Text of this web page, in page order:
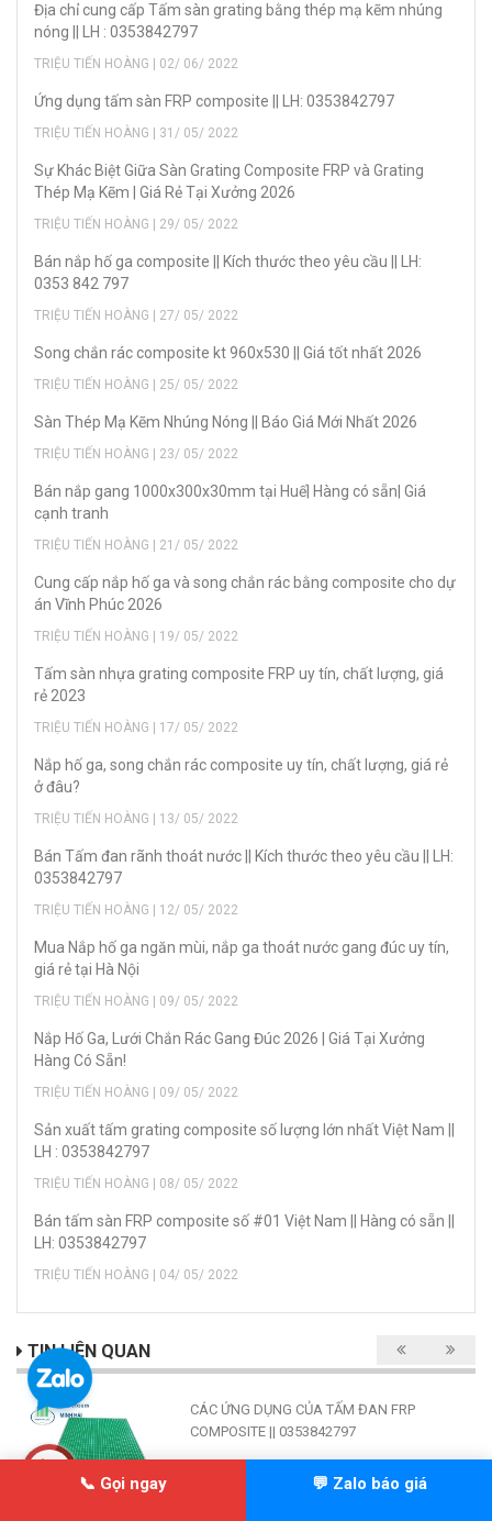
Địa chỉ cung cấp Tấm sàn grating bằng thép mạ kẽm nhúng
nóng || LH : 0353842797
TRIỆU TIẾN HOÀNG | 02/ 06/ 2022
Ứng dụng tấm sàn FRP composite || LH: 0353842797
TRIỆU TIẾN HOÀNG | 31/ 05/ 2022
Sự Khác Biệt Giữa Sàn Grating Composite FRP và Grating
Thép Mạ Kẽm | Giá Rẻ Tại Xưởng 2026
TRIỆU TIẾN HOÀNG | 29/ 05/ 2022
Bán nắp hố ga composite || Kích thước theo yêu cầu || LH:
0353 842 797
TRIỆU TIẾN HOÀNG | 27/ 05/ 2022
Song chắn rác composite kt 960x530 || Giá tốt nhất 2026
TRIỆU TIẾN HOÀNG | 25/ 05/ 2022
Sàn Thép Mạ Kẽm Nhúng Nóng || Báo Giá Mới Nhất 2026
TRIỆU TIẾN HOÀNG | 23/ 05/ 2022
Bán nắp gang 1000x300x30mm tại Huế| Hàng có sẵn| Giá
cạnh tranh
TRIỆU TIẾN HOÀNG | 21/ 05/ 2022
Cung cấp nắp hố ga và song chắn rác bằng composite cho dự
án Vĩnh Phúc 2026
TRIỆU TIẾN HOÀNG | 19/ 05/ 2022
Tấm sàn nhựa grating composite FRP uy tín, chất lượng, giá
rẻ 2023
TRIỆU TIẾN HOÀNG | 17/ 05/ 2022
Nắp hố ga, song chắn rác composite uy tín, chất lượng, giá rẻ
ở đâu?
TRIỆU TIẾN HOÀNG | 13/ 05/ 2022
Bán Tấm đan rãnh thoát nước || Kích thước theo yêu cầu || LH:
0353842797
TRIỆU TIẾN HOÀNG | 12/ 05/ 2022
Mua Nắp hố ga ngăn mùi, nắp ga thoát nước gang đúc uy tín,
giá rẻ tại Hà Nội
TRIỆU TIẾN HOÀNG | 09/ 05/ 2022
Nắp Hố Ga, Lưới Chắn Rác Gang Đúc 2026 | Giá Tại Xưởng
Hàng Có Sẵn!
TRIỆU TIẾN HOÀNG | 09/ 05/ 2022
Sản xuất tấm grating composite số lượng lớn nhất Việt Nam ||
LH : 0353842797
TRIỆU TIẾN HOÀNG | 08/ 05/ 2022
Bán tấm sàn FRP composite số #01 Việt Nam || Hàng có sẵn ||
LH: 0353842797
TRIỆU TIẾN HOÀNG | 04/ 05/ 2022
TIN LIÊN QUAN
CÁC ỨNG DỤNG CỦA TẤM ĐAN FRP
COMPOSITE || 0353842797
📞 Gọi ngay 💬 Zalo báo giá